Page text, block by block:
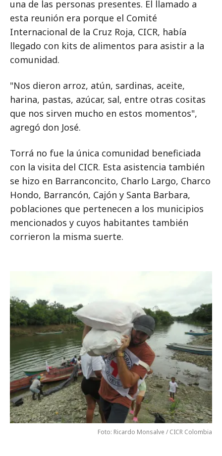
una de las personas presentes. El llamado a
esta reunión era porque el Comité
Internacional de la Cruz Roja, CICR, había
llegado con kits de alimentos para asistir a la
comunidad.
"Nos dieron arroz, atún, sardinas, aceite,
harina, pastas, azúcar, sal, entre otras cositas
que nos sirven mucho en estos momentos",
agregó don José.
Torrá no fue la única comunidad beneficiada
con la visita del CICR. Esta asistencia también
se hizo en Barranconcito, Charlo Largo, Charco
Hondo, Barrancón, Cajón y Santa Barbara,
poblaciones que pertenecen a los municipios
mencionados y cuyos habitantes también
corrieron la misma suerte.
Foto: Ricardo Monsalve / CICR Colombia